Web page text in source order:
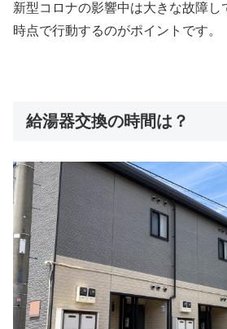
新型コロナの影響中は大きな故障し
時点で行動するのがポイントです。
給湯器交換の時間は？